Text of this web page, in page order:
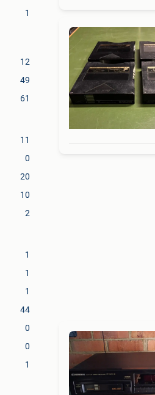
1
12
49
61
11
0
20
10
2
1
1
1
44
0
0
1